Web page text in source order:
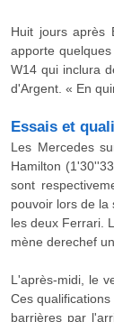
Huit jours après
apporte
W14 qui inclura
d'Argent. « En
Essais et
Les Mercedes
Hamilton
sont
pouvoir lors de
les deux Ferrari.
mène derechef
L'après-midi, le
Ces
barrières par